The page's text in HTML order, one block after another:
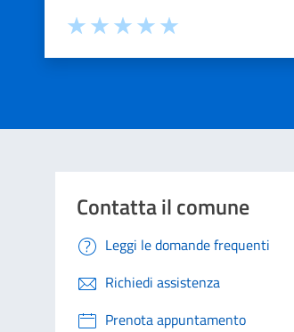
Contatta il comune
Leggi le domande frequenti
Richiedi assistenza
Prenota appuntamento